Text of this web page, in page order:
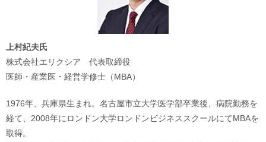
上村紀夫氏
株式会社エリクシア 代表取締役
医師・産業医・経営学修士（MBA）
1976年、兵庫県生まれ。名古屋市立大学医学部卒業後、病院勤務を
経て、2008年にロンドン大学ロンドンビジネススクールにてMBAを
取得。